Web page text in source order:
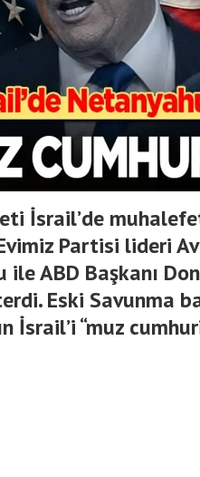
İsrail’de
Partisi lideri
ile ABD Başkanı
Eski Savunma
İsrail’i “muz